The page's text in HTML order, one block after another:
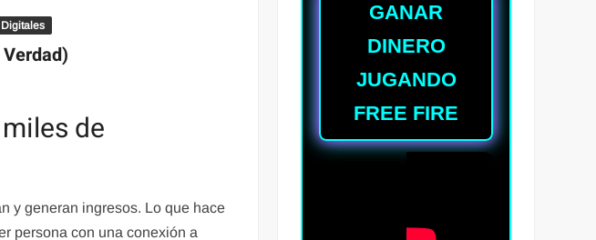
de
y generan ingresos. Lo que hace
persona con una conexión a
GANAR
DINERO
JUGANDO
FREE FIRE